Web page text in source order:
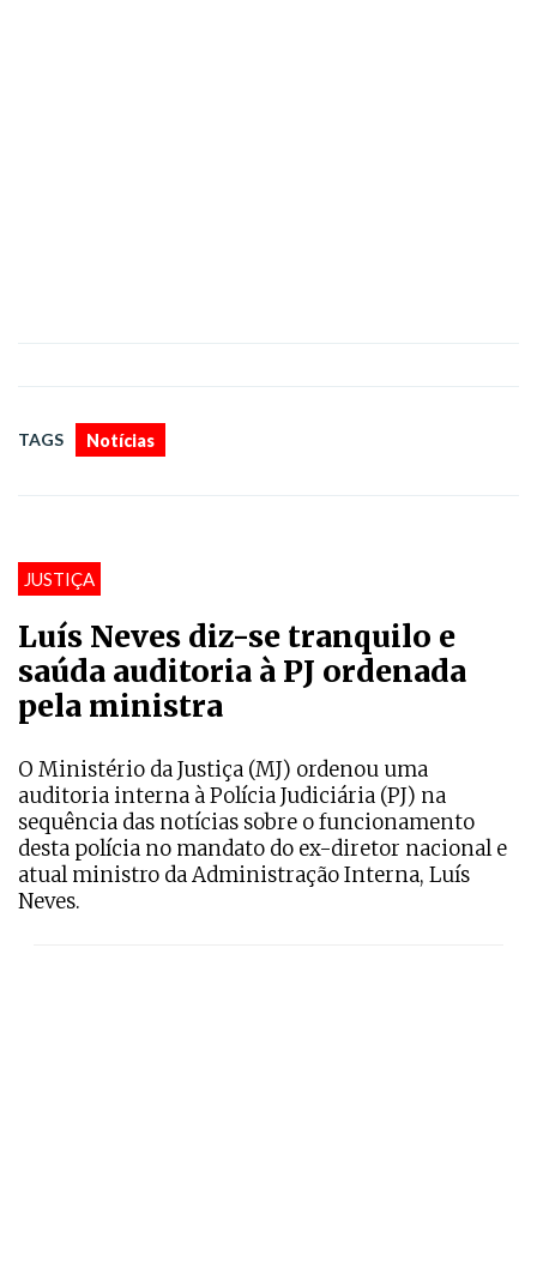
TAGS Notícias
JUSTIÇA
Luís Neves diz-se tranquilo e
saúda auditoria à PJ ordenada
pela ministra
O Ministério da Justiça (MJ) ordenou uma
auditoria interna à Polícia Judiciária (PJ) na
sequência das notícias sobre o funcionamento
desta polícia no mandato do ex-diretor nacional e
atual ministro da Administração Interna, Luís
Neves.